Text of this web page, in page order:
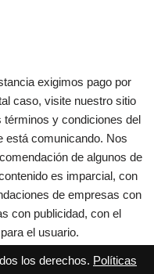
exigimos pago por
caso, visite nuestro sitio
y condiciones del
está comunicando. Nos
de algunos de
es imparcial, con
de empresas con
con publicidad, con el
el usuario.
los derechos. Políticas